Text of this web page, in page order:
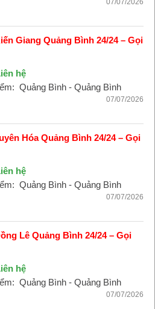
07/07/2026
Giang Quảng Bình 24/24 – Gọi
hệ
Quảng Bình - Quảng Bình
07/07/2026
Hóa Quảng Bình 24/24 – Gọi
hệ
Quảng Bình - Quảng Bình
07/07/2026
Lê Quảng Bình 24/24 – Gọi
hệ
Quảng Bình - Quảng Bình
07/07/2026